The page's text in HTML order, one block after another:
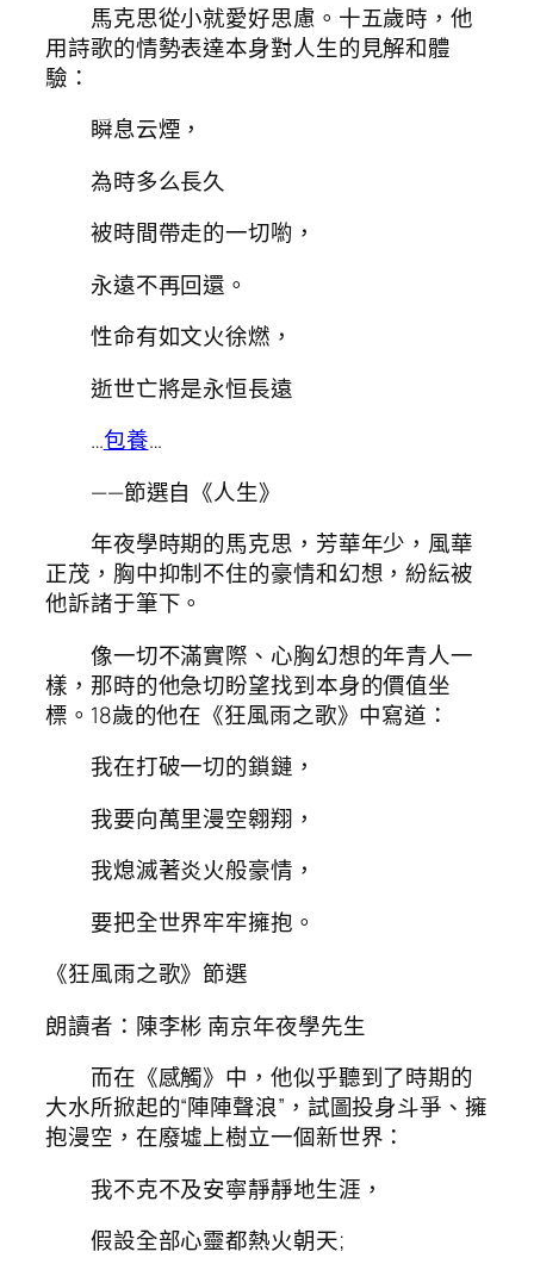
馬克思從小就愛好思慮。十五歲時，他
用詩歌的情勢表達本身對人生的見解和體
驗：
瞬息云煙，
為時多么長久
被時間帶走的一切喲，
永遠不再回還。
性命有如文火徐燃，
逝世亡將是永恒長遠
…包養…
——節選自《人生》
年夜學時期的馬克思，芳華年少，風華
正茂，胸中抑制不住的豪情和幻想，紛紜被
他訴諸于筆下。
像一切不滿實際、心胸幻想的年青人一
樣，那時的他急切盼望找到本身的價值坐
標。18歲的他在《狂風雨之歌》中寫道：
我在打破一切的鎖鏈，
我要向萬里漫空翱翔，
我熄滅著炎火般豪情，
要把全世界牢牢擁抱。
《狂風雨之歌》節選
朗讀者：陳李彬 南京年夜學先生
而在《感觸》中，他似乎聽到了時期的
大水所掀起的“陣陣聲浪”，試圖投身斗爭、擁
抱漫空，在廢墟上樹立一個新世界：
我不克不及安寧靜靜地生涯，
假設全部心靈都熱火朝天;